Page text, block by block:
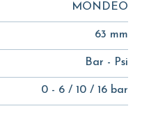
MONDEO
63 mm
Bar - Psi
0 - 6 / 10 / 16 bar